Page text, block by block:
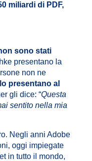
miliardi di PDF,
sono stati
presentano la
non ne
presentano al
gli dice: “Questa
sentito nella mia
Negli anni Adobe
oggi impiegate
in tutto il mondo,